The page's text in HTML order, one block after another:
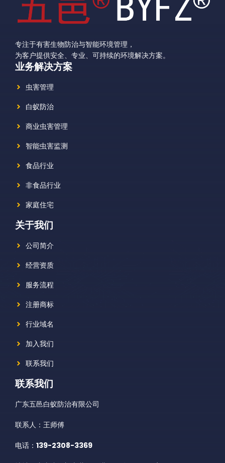
专注于有害生物防治与智能环境管理，
为客户提供安全、专业、可持续的环境解决方案。
业务解决方案
虫害管理
白蚁防治
商业虫害管理
智能虫害监测
食品行业
非食品行业
家庭住宅
关于我们
公司简介
经营资质
服务流程
注册商标
行业域名
加入我们
联系我们
联系我们
广东五邑白蚁防治有限公司
联系人：王师傅
电话： 139-2308-3369